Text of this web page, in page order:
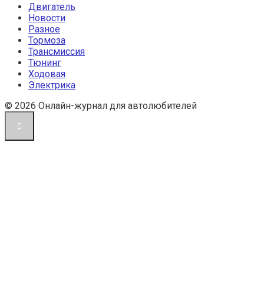
Двигатель
Новости
Разное
Тормоза
Трансмиссия
Тюнинг
Ходовая
Электрика
© 2026 Онлайн-журнал для автолюбителей